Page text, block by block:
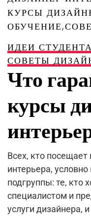
КУРСЫ
ОБУЧЕНИЕ,
ИДЕИ
СОВЕТЫ
Что
курсы
Всех, кто
интерьера,
подгруппы: те, кто
специалистом и
услуги дизайнера, и